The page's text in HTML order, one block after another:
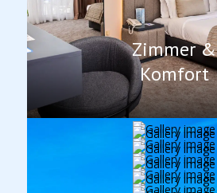
Zimmer &
Komfort